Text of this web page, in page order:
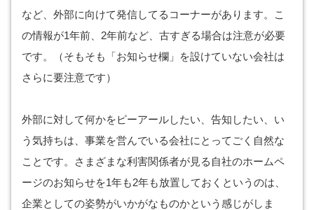
など、外部に向けて発信してるコーナーがあります。こ
の情報が1年前、2年前など、古すぎる場合は注意が必要
です。（そもそも「お知らせ欄」を設けていない会社は
さらに要注意です）
外部に対して何かをピーアールしたい、告知したい、い
う気持ちは、事業を営んでいる会社にとってごく自然な
ことです。さまざまな利害関係者が見る自社のホームペ
ージのお知らせを1年も2年も放置しておくというのは、
企業としての姿勢がいかがなものかという感じがしま